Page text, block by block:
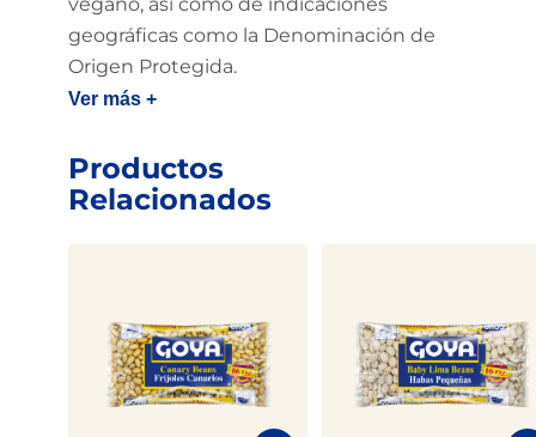
geográficas como la Denominación de
Origen Protegida.
Ver más +
Productos
Relacionados